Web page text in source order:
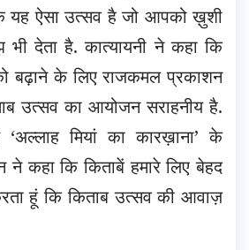
यह ऐसा उत्सव है जो आपको ख़ुशी
भी देता है. कात्यायनी ने कहा कि
बढ़ाने के लिए राजकमल प्रकाशन
उत्सव का आयोजन सराहनीय है.
‘अल्लाह मियां का कारख़ाना’ के
कहा कि किताबें हमारे लिए बेहद
हूं कि किताब उत्सव की आवाज़